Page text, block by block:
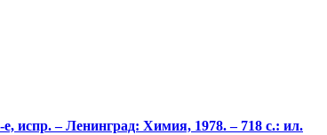
испр. – Ленинград: Химия, 1978. – 718 с.: ил.